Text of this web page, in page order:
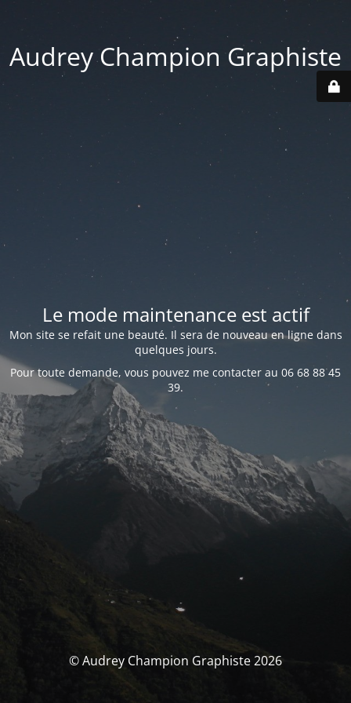
Audrey Champion Graphiste
Le mode maintenance est actif
Mon site se refait une beauté. Il sera de nouveau en ligne dans
quelques jours.
Pour toute demande, vous pouvez me contacter au 06 68 88 45
39.
© Audrey Champion Graphiste 2026